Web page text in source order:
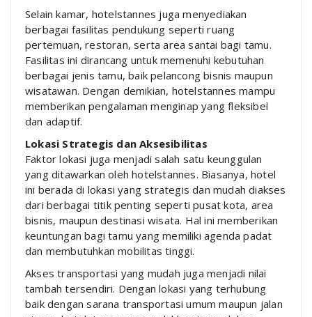
Selain kamar, hotelstannes juga menyediakan
berbagai fasilitas pendukung seperti ruang
pertemuan, restoran, serta area santai bagi tamu.
Fasilitas ini dirancang untuk memenuhi kebutuhan
berbagai jenis tamu, baik pelancong bisnis maupun
wisatawan. Dengan demikian, hotelstannes mampu
memberikan pengalaman menginap yang fleksibel
dan adaptif.
Lokasi Strategis dan Aksesibilitas
Faktor lokasi juga menjadi salah satu keunggulan
yang ditawarkan oleh hotelstannes. Biasanya, hotel
ini berada di lokasi yang strategis dan mudah diakses
dari berbagai titik penting seperti pusat kota, area
bisnis, maupun destinasi wisata. Hal ini memberikan
keuntungan bagi tamu yang memiliki agenda padat
dan membutuhkan mobilitas tinggi.
Akses transportasi yang mudah juga menjadi nilai
tambah tersendiri. Dengan lokasi yang terhubung
baik dengan sarana transportasi umum maupun jalan